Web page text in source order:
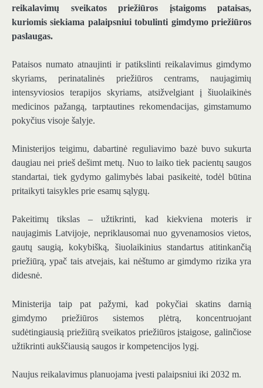
reikalavimų sveikatos priežiūros įstaigoms pataisas,
kuriomis siekiama palaipsniui tobulinti gimdymo priežiūros
paslaugas.
Pataisos numato atnaujinti ir patikslinti reikalavimus gimdymo
skyriams, perinatalinės priežiūros centrams, naujagimių
intensyviosios terapijos skyriams, atsižvelgiant į šiuolaikinės
medicinos pažangą, tarptautines rekomendacijas, gimstamumo
pokyčius visoje šalyje.
Ministerijos teigimu, dabartinė reguliavimo bazė buvo sukurta
daugiau nei prieš dešimt metų. Nuo to laiko tiek pacientų saugos
standartai, tiek gydymo galimybės labai pasikeitė, todėl būtina
pritaikyti taisykles prie esamų sąlygų.
Pakeitimų tikslas – užtikrinti, kad kiekviena moteris ir
naujagimis Latvijoje, nepriklausomai nuo gyvenamosios vietos,
gautų saugią, kokybišką, šiuolaikinius standartus atitinkančią
priežiūrą, ypač tais atvejais, kai nėštumo ar gimdymo rizika yra
didesnė.
Ministerija taip pat pažymi, kad pokyčiai skatins darnią
gimdymo priežiūros sistemos plėtrą, koncentruojant
sudėtingiausią priežiūrą sveikatos priežiūros įstaigose, galinčiose
užtikrinti aukščiausią saugos ir kompetencijos lygį.
Naujus reikalavimus planuojama įvesti palaipsniui iki 2032 m.